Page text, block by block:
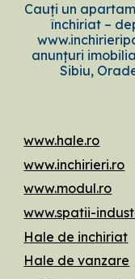
Cauți un
închiriat –
anunțuri
Sibiu,
www.hale.ro
www.inchirieri.ro
www.modul.ro
www.spatii-
Hale de inchiriat
Hale de vanzare